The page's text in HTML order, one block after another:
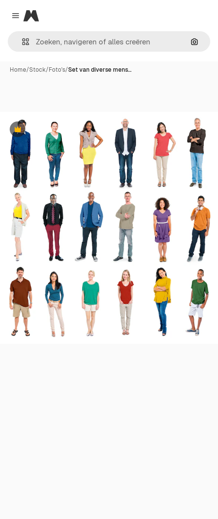
Close menu
Magnific
Home/Stock/Foto's/Set van diverse mens…
Premium